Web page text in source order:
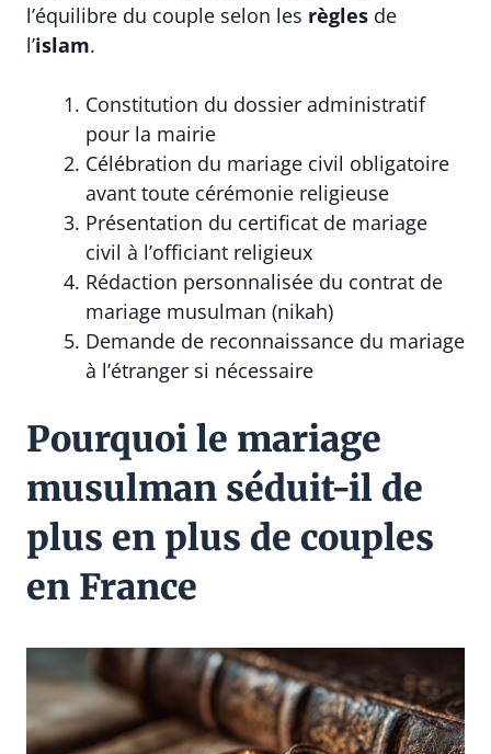
l’équilibre du couple selon les règles de
l’islam.
Constitution du dossier administratif
pour la mairie
Célébration du mariage civil obligatoire
avant toute cérémonie religieuse
Présentation du certificat de mariage
civil à l’officiant religieux
Rédaction personnalisée du contrat de
mariage musulman (nikah)
Demande de reconnaissance du mariage
à l’étranger si nécessaire
Pourquoi le mariage
musulman séduit-il de
plus en plus de couples
en France